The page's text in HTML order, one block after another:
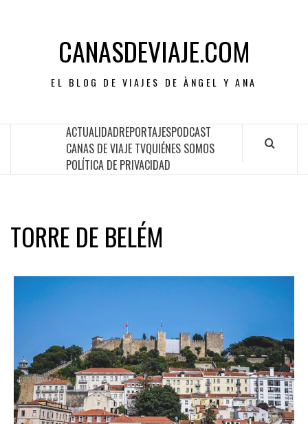
CANASDEVIAJE.COM
EL BLOG DE VIAJES DE ÀNGEL Y ANA
ACTUALIDADREPORTAJESPODCAST
CANAS DE VIAJE TVQUIÉNES SOMOS
POLÍTICA DE PRIVACIDAD
TORRE DE BELÉM